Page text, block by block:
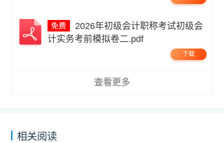
计实务考前模拟卷二.pdf
下载
查看更多
相关阅读